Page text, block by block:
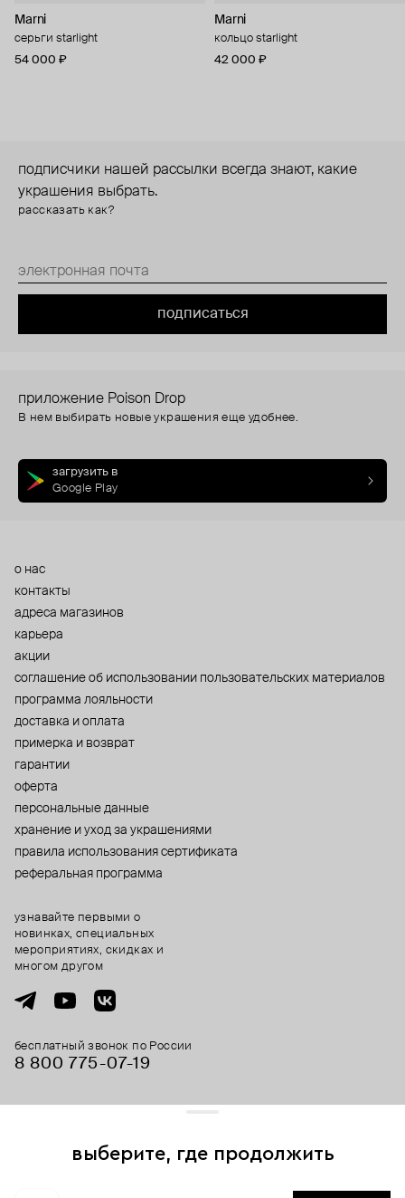
Marni
серьги starlight
54 000 ₽
Marni
кольцо starlight
42 000 ₽
подписчики нашей рассылки всегда знают, какие
украшения выбрать.
рассказать как?
подписаться
приложение Poison Drop
В нем выбирать новые украшения еще удобнее.
загрузить в
Google Play
о нас
контакты
адреса магазинов
карьера
акции
cоглашение об использовании пользовательских материалов
программа лояльности
доставка и оплата
примерка и возврат
гарантии
оферта
персональные данные
хранение и уход за украшениями
правила использования сертификата
реферальная программа
бесплатный звонок по России
8 800 775⁠-07⁠-19
узнавайте первыми о
новинках, специальных
мероприятиях, скидках и
многом другом
выберите, где продолжить